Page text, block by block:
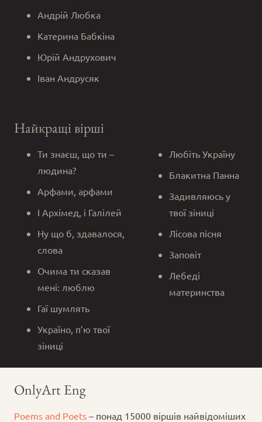
Андрій Любка
Катерина Бабкіна
Юрій Андрухович
Іван Андрусяк
Найкращі вірші
Ти знаєш, що ти –
людина?
Арфами, арфами
І Архімед, і Галілей
Ну що б, здавалося,
слова
Очима ти сказав
мені: люблю
Гаї шумлять
Україно, п’ю твої
зіниці
Любіть Україну
Блакитна Панна
Задивляюсь у
твої зіниці
Лісова пісня
Заповіт
Лебеді
материнства
OnlyArt Eng
Poems and Poets – понад 15000 віршів найвідоміших